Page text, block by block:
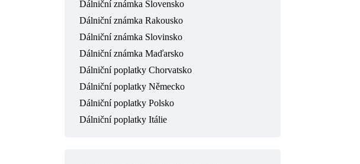
Dálniční známka Slovensko
Dálniční známka Rakousko
Dálniční známka Slovinsko
Dálniční známka Maďarsko
Dálniční poplatky Chorvatsko
Dálniční poplatky Německo
Dálniční poplatky Polsko
Dálniční poplatky Itálie